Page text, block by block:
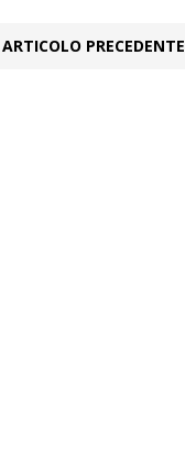
ARTICOLO PRECEDENTE